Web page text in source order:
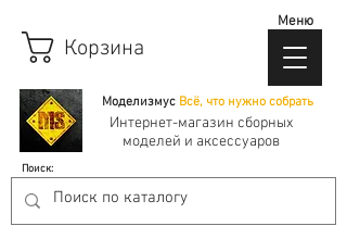
Моделизмус Всё, что нужно собрать
Корзина
Интернет-магазин сборных
моделей и аксессуаров
Поиск:
Меню